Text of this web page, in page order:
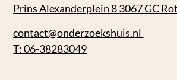
Prins Alexanderplein 8 3067 GC
contact@onderzoekshuis.nl
T: 06-38283049